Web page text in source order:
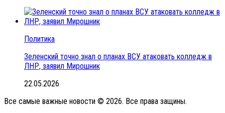
Политика
Зеленский точно знал о планах ВСУ атаковать колледж в
ЛНР, заявил Мирошник
22.05.2026
Все самые важные новости © 2026. Все права защины.